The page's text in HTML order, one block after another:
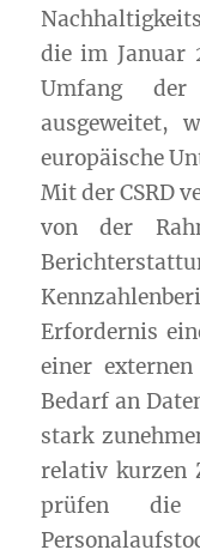
die im
Umfang der
ausgeweitet,
europäische
Mit der CSRD
von der
Erfordernis
einer
Bedarf an
stark
relativ kurzen
prüfen die